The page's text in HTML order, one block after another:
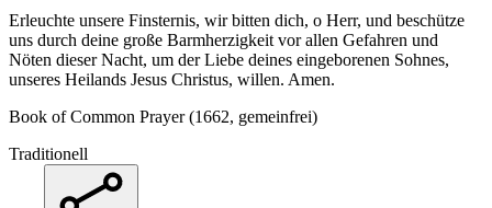
Erleuchte unsere Finsternis, wir bitten dich, o Herr, und beschütze
uns durch deine große Barmherzigkeit vor allen Gefahren und
Nöten dieser Nacht, um der Liebe deines eingeborenen Sohnes,
unseres Heilands Jesus Christus, willen. Amen.
Book of Common Prayer (1662, gemeinfrei)
Traditionell